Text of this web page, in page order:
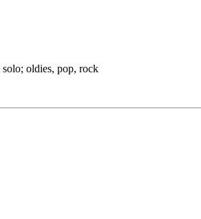
oldies, pop, rock